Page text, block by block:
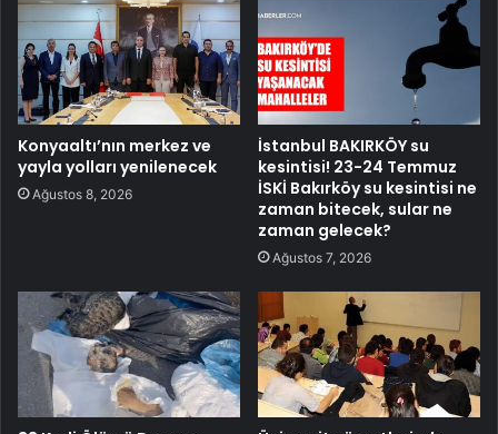
Konyaaltı’nın merkez ve
yayla yolları yenilenecek
Ağustos 8, 2026
İstanbul BAKIRKÖY su
kesintisi! 23-24 Temmuz
İSKİ Bakırköy su kesintisi ne
zaman bitecek, sular ne
zaman gelecek?
Ağustos 7, 2026